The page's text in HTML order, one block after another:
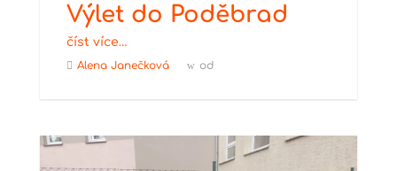
Výlet do Poděbrad
číst více…
Alena Janečková od